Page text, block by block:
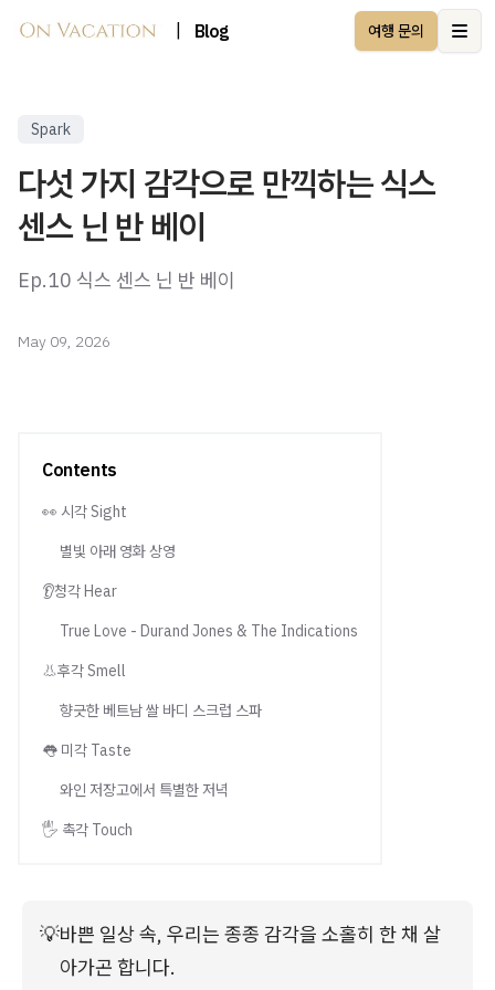
Blog 여행 문의
Spark
다섯 가지 감각으로 만끽하는 식스
센스 닌 반 베이
Ep.10 식스 센스 닌 반 베이
May 09, 2026
Contents
👀 시각 Sight
별빛 아래 영화 상영
👂청각 Hear
True Love - Durand Jones & The Indications
👃후각 Smell
향긋한 베트남 쌀 바디 스크럽 스파
👅 미각 Taste
와인 저장고에서 특별한 저녁
🖐️ 촉각 Touch
💡바쁜 일상 속, 우리는 종종 감각을 소홀히 한 채 살
아가곤 합니다.